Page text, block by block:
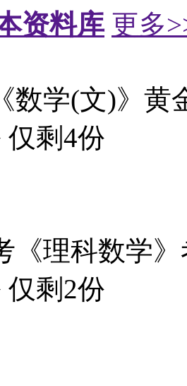
资料库 更多
数学(文)》黄
仅剩4份
《理科数学
仅剩 2份